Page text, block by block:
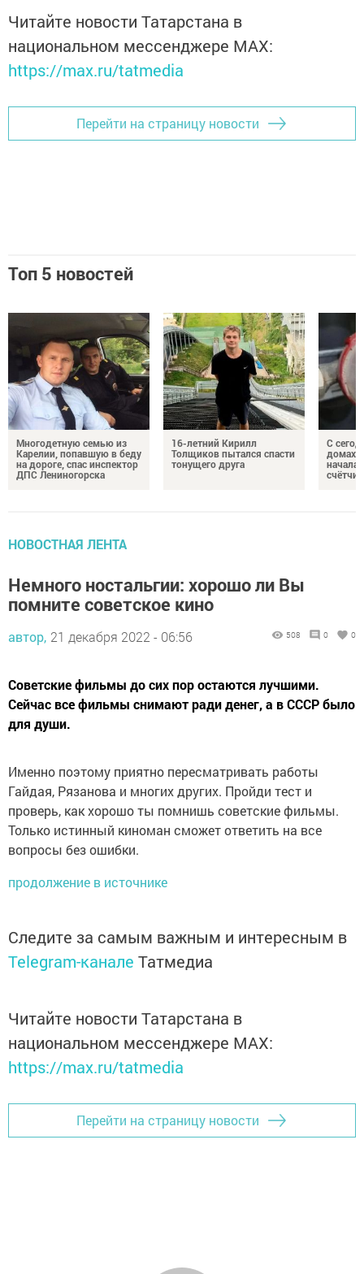
Читайте новости Татарстана в
национальном мессенджере MАХ:
https://max.ru/tatmedia
Перейти на страницу новости
Топ 5 новостей
Многодетную семью из
Карелии, попавшую в беду
на дороге, спас инспектор
ДПС Лениногорска
16-летний Кирилл
Толщиков пытался спасти
тонущего друга
С
домах
НОВОСТНАЯ ЛЕНТА
Немного ностальгии: хорошо ли Вы
помните советское кино
автор, 21 декабря 2022 - 06:56 508 0 0
Советские фильмы до сих пор остаются лучшими.
Сейчас все фильмы снимают ради денег, а в СССР было
для души.
Именно поэтому приятно пересматривать работы
Гайдая, Рязанова и многих других. Пройди тест и
проверь, как хорошо ты помнишь советские фильмы.
Только истинный киноман сможет ответить на все
вопросы без ошибки.
продолжение в источнике
Следите за самым важным и интересным в
Telegram-канале Татмедиа
Читайте новости Татарстана в
национальном мессенджере MАХ:
https://max.ru/tatmedia
Перейти на страницу новости